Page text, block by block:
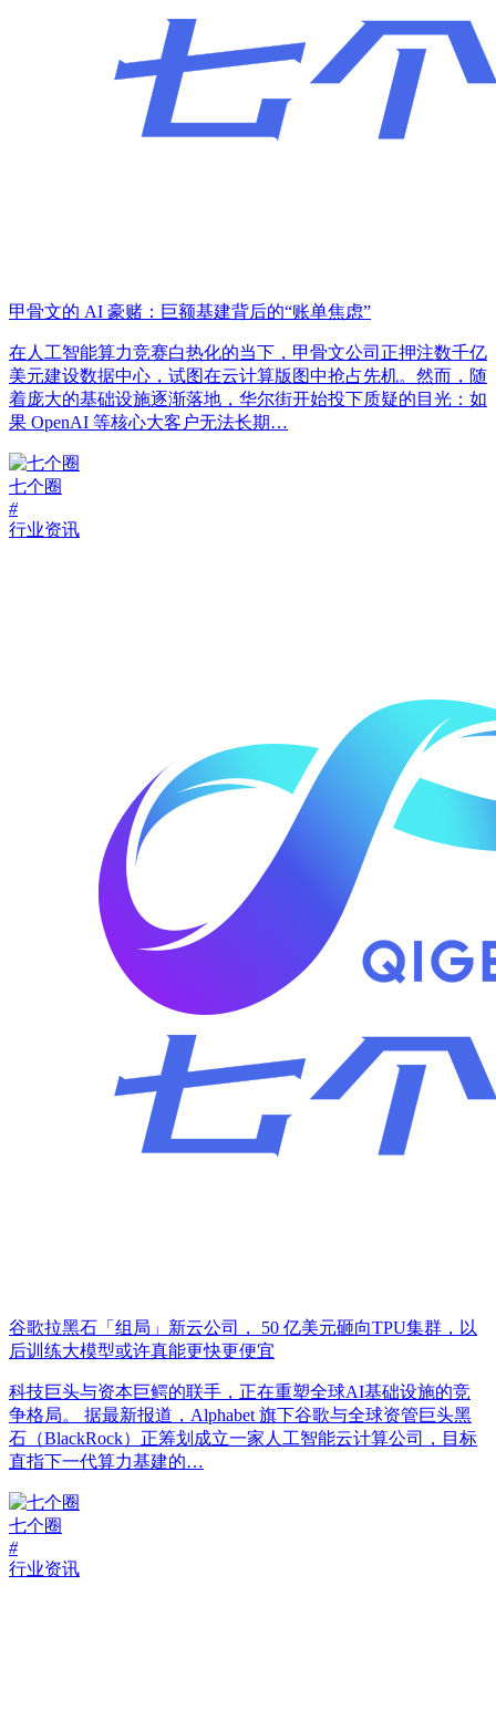
甲骨文的 AI 豪赌：巨额基建背后的“账单焦虑”
在人工智能算力竞赛白热化的当下，甲骨文公司正押注数千亿
美元建设数据中心，试图在云计算版图中抢占先机。然而，随
着庞大的基础设施逐渐落地，华尔街开始投下质疑的目光：如
果 OpenAI 等核心大客户无法长期…
七个圈
#
行业资讯
谷歌拉黑石「组局」新云公司， 50 亿美元砸向TPU集群，以
后训练大模型或许真能更快更便宜
科技巨头与资本巨鳄的联手，正在重塑全球AI基础设施的竞
争格局。 据最新报道，Alphabet 旗下谷歌与全球资管巨头黑
石（BlackRock）正筹划成立一家人工智能云计算公司，目标
直指下一代算力基建的…
七个圈
#
行业资讯